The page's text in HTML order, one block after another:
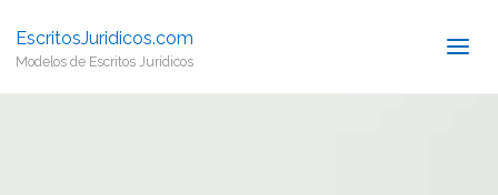
EscritosJuridicos.com
Modelos de Escritos Jurídicos